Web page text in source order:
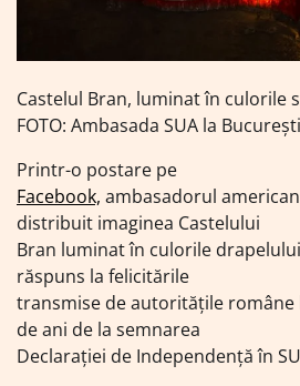
Castelul Bran, luminat în culorile
FOTO: Ambasada SUA la Bucureşti
Printr-o postare pe
Facebook, ambasadorul
distribuit imaginea Castelului
Bran luminat în culorile
răspuns la felicitările
transmise de autorităţile române
de ani de la semnarea
Declaraţiei de Independenţă în